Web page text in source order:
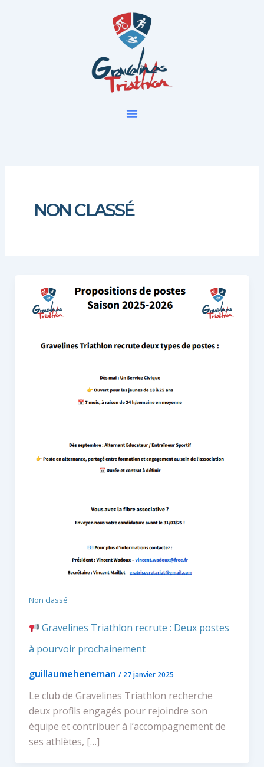
NON CLASSÉ
Non classé
Gravelines Triathlon recrute : Deux postes
à pourvoir prochainement
guillaumeheneman / 27 janvier 2025
Le club de Gravelines Triathlon recherche
deux profils engagés pour rejoindre son
équipe et contribuer à l’accompagnement de
ses athlètes, […]